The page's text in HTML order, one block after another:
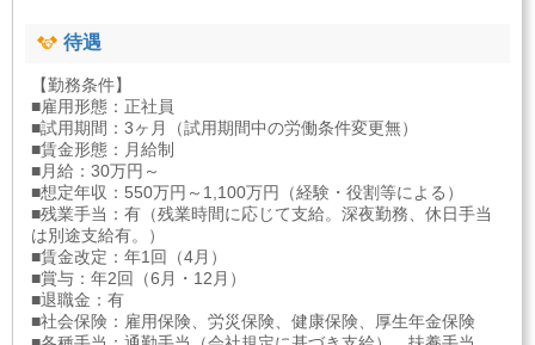
待遇
【勤務条件】
■雇用形態：正社員
■試用期間：3ヶ月（試用期間中の労働条件変更無）
■賃金形態：月給制
■月給：30万円～
■想定年収：550万円～1,100万円（経験・役割等による）
■残業手当：有（残業時間に応じて支給。深夜勤務、休日手当
は別途支給有。）
■賃金改定：年1回（4月）
■賞与：年2回（6月・12月）
■退職金：有
■社会保険：雇用保険、労災保険、健康保険、厚生年金保険